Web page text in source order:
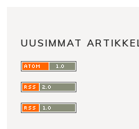
UUSIMMAT